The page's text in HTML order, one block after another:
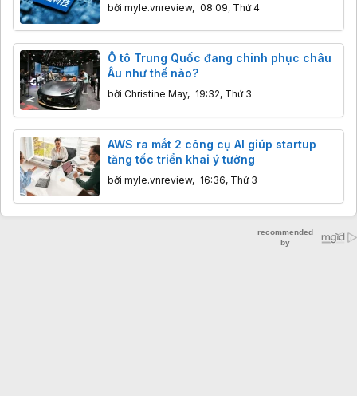
bởi myle.vnreview, 08:09, Thứ 4
Ô tô Trung Quốc đang chinh phục châu
Âu như thế nào?
bởi Christine May, 19:32, Thứ 3
AWS ra mắt 2 công cụ AI giúp startup
tăng tốc triển khai ý tưởng
bởi myle.vnreview, 16:36, Thứ 3